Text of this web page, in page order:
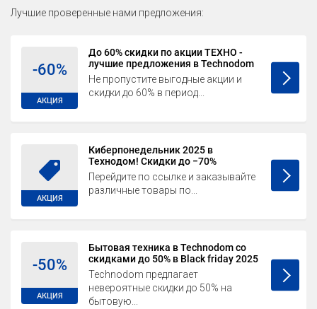
Лучшие проверенные нами предложения:
-60%
АКЦИЯ
До 60% скидки по акции ТЕХНО -
лучшие предложения в Technodom
Не пропустите выгодные акции и
скидки до 60% в период...
АКЦИЯ
Киберпонедельник 2025 в
Технодом! Скидки до −70%
Перейдите по ссылке и заказывайте
различные товары по...
-50%
АКЦИЯ
Бытовая техника в Technodom со
скидками до 50% в Black friday 2025
Technodom предлагает
невероятные скидки до 50% на
бытовую...